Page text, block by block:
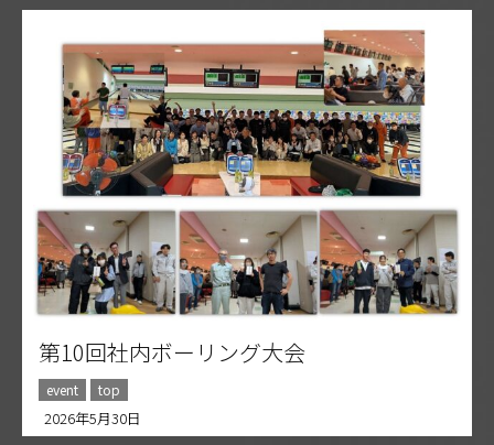
第10回社内ボーリング大会
event top
2026年5月30日